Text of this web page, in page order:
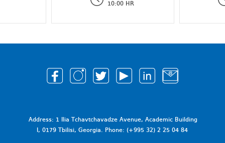
10:00 HR
Address: 1 Ilia Tchavtchavadze Avenue, Academic Building
I, 0179 Tbilisi, Georgia. Phone: (+995 32) 2 25 04 84